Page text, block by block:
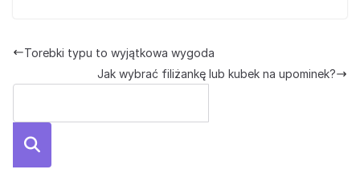
Torebki typu to wyjątkowa wygoda
Jak wybrać filiżankę lub kubek na upominek?
Szuka